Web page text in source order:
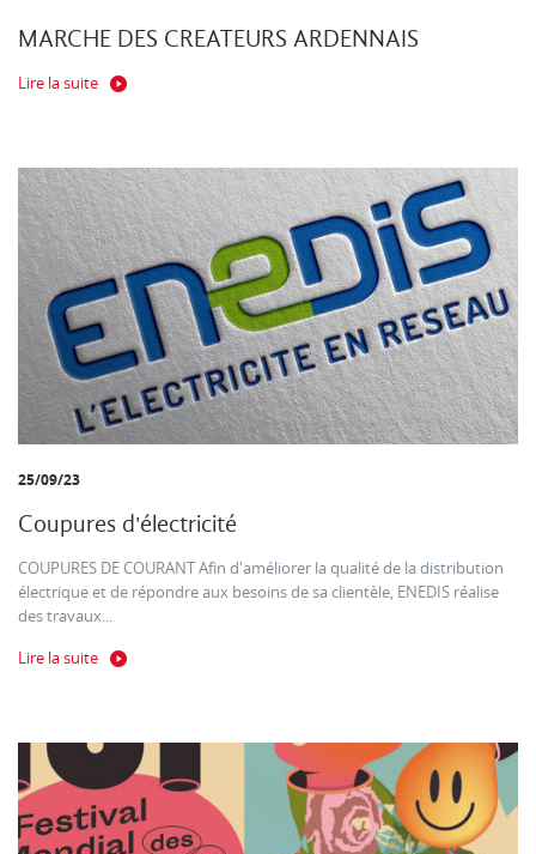
MARCHE DES CREATEURS ARDENNAIS
Lire la suite
25/09/23
Coupures d'électricité
COUPURES DE COURANT Afin d'améliorer la qualité de la distribution
électrique et de répondre aux besoins de sa clientèle, ENEDIS réalise
des travaux...
Lire la suite